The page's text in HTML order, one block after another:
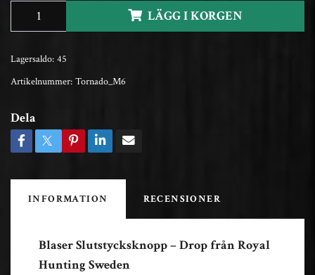
LÄGG I KORGEN
Lagersaldo: 45
Artikelnummer: Tornado_M6
Dela
INFORMATION RECENSIONER
Blaser Slutstycksknopp – Drop från Royal
Hunting Sweden